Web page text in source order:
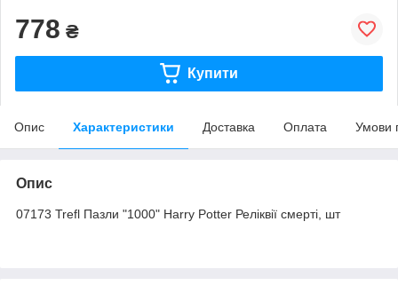
778 ₴
Купити
Опис Характеристики Доставка Оплата Умови
Опис
07173 Trefl Пазли "1000" Harry Potter Реліквії смерті, шт